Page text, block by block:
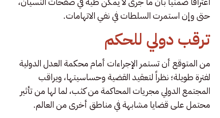
حتى وإن استمرت السلطات في نفي الاتهامات.
ترقب دولي للحكم
من المتوقع أن تستمر الإجراءات أمام محكمة العدل الدولية
لفترة طويلة؛ نظراً لتعقيد القضية وحساسيتها، ويراقب
المجتمع الدولي مجريات المحاكمة من كثب، لما لها من تأثير
محتمل على قضايا مشابهة في مناطق أخرى من العالم.